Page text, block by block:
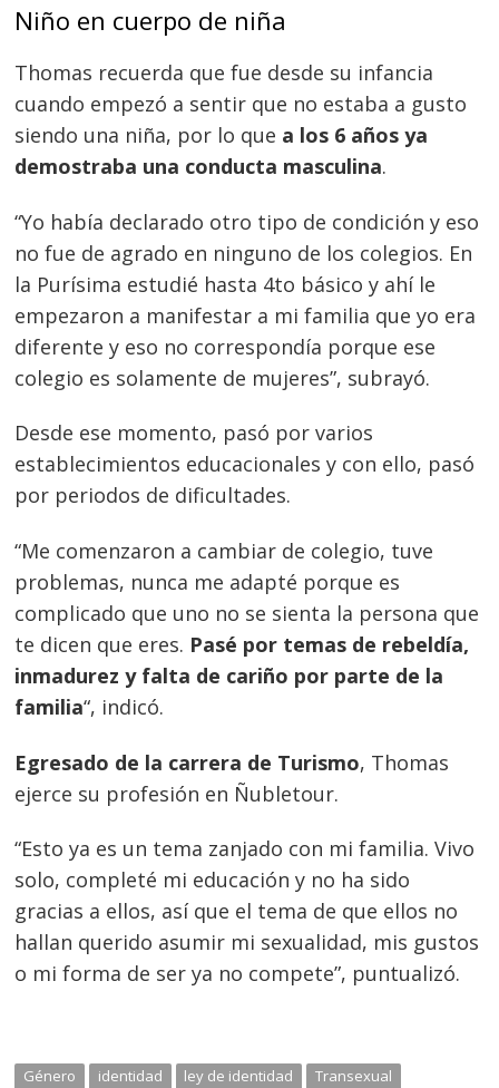
Niño en cuerpo de niña
Thomas recuerda que fue desde su infancia
cuando empezó a sentir que no estaba a gusto
siendo una niña, por lo que a los 6 años ya
demostraba una conducta masculina.
“Yo había declarado otro tipo de condición y eso
no fue de agrado en ninguno de los colegios. En
la Purísima estudié hasta 4to básico y ahí le
empezaron a manifestar a mi familia que yo era
diferente y eso no correspondía porque ese
colegio es solamente de mujeres”, subrayó.
Desde ese momento, pasó por varios
establecimientos educacionales y con ello, pasó
por periodos de dificultades.
“Me comenzaron a cambiar de colegio, tuve
problemas, nunca me adapté porque es
complicado que uno no se sienta la persona que
te dicen que eres. Pasé por temas de rebeldía,
inmadurez y falta de cariño por parte de la
familia“, indicó.
Egresado de la carrera de Turismo, Thomas
ejerce su profesión en Ñubletour.
“Esto ya es un tema zanjado con mi familia. Vivo
solo, completé mi educación y no ha sido
gracias a ellos, así que el tema de que ellos no
hallan querido asumir mi sexualidad, mis gustos
o mi forma de ser ya no compete”, puntualizó.
Género identidad ley de identidad
Transexual
Navegación
de
entradas